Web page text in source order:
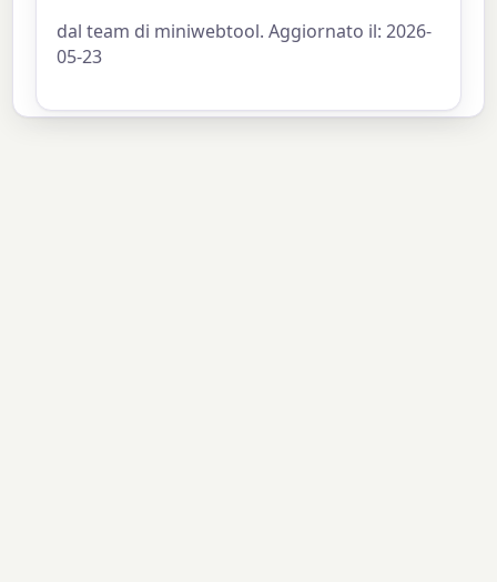
dal team di miniwebtool. Aggiornato il: 2026-
05-23